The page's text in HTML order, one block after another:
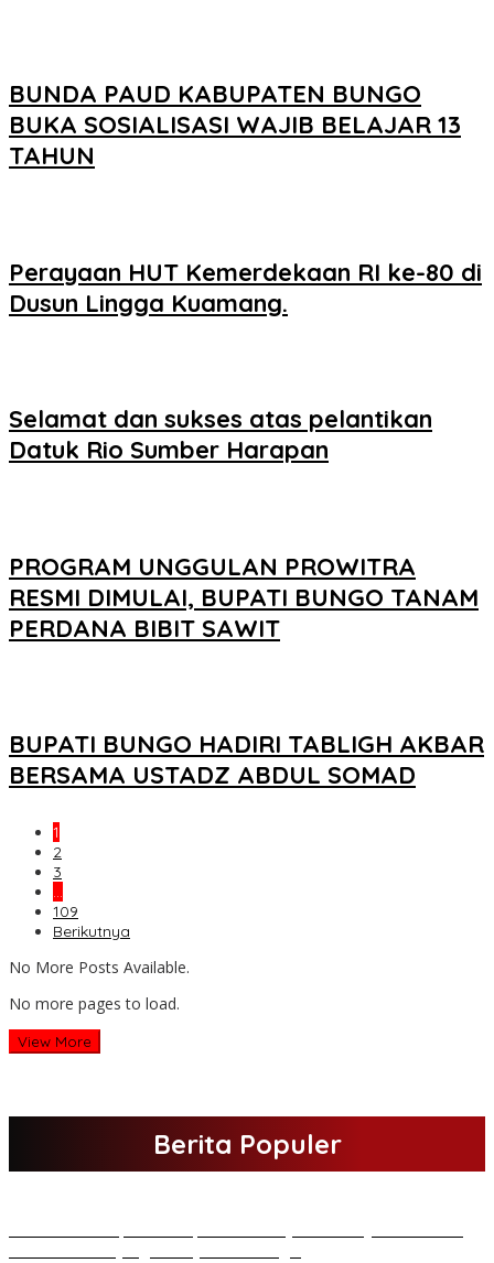
BUNDA PAUD KABUPATEN BUNGO
BUKA SOSIALISASI WAJIB BELAJAR 13
TAHUN
Perayaan HUT Kemerdekaan RI ke-80 di
Dusun Lingga Kuamang.
Selamat dan sukses atas pelantikan
Datuk Rio Sumber Harapan
PROGRAM UNGGULAN PROWITRA
RESMI DIMULAI, BUPATI BUNGO TANAM
PERDANA BIBIT SAWIT
BUPATI BUNGO HADIRI TABLIGH AKBAR
BERSAMA USTADZ ABDUL SOMAD
1
2
3
…
109
Berikutnya
No More Posts Available.
No more pages to load.
View More
Berita Populer